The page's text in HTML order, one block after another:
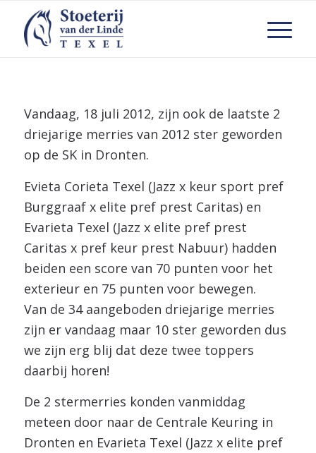
Vandaag, 18 juli 2012, zijn ook de laatste 2
driejarige merries van 2012 ster geworden
op de SK in Dronten.
Evieta Corieta Texel (Jazz x keur sport pref
Burggraaf x elite pref prest Caritas) en
Evarieta Texel (Jazz x elite pref prest
Caritas x pref keur prest Nabuur) hadden
beiden een score van 70 punten voor het
exterieur en 75 punten voor bewegen.
Van de 34 aangeboden driejarige merries
zijn er vandaag maar 10 ster geworden dus
we zijn erg blij dat deze twee toppers
daarbij horen!
De 2 stermerries konden vanmiddag
meteen door naar de Centrale Keuring in
Dronten en Evarieta Texel (Jazz x elite pref